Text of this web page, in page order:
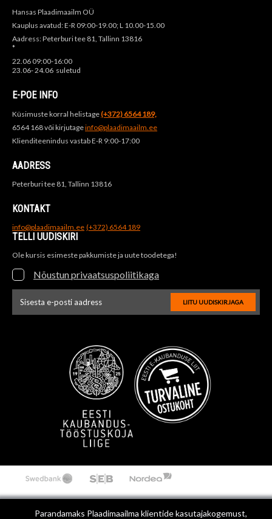
Parandamaks Plaadimaailma klientide kasutajakogemust,
Hansas Plaadimaailm OÜ
Kauplus avatud: E-R 09:00-19.00; L 10.00-15.00
Aadress: Peterburi tee 81, Tallinn 13816
*
22.06 09:00-16:00
23.06- 24.06 suletud
E-POE INFO
Küsimuste korral helistage(+372) 6564 189,
6564 168 või kirjutageinfo@plaadimaailm.ee
Klienditeenindus vastab E-R 9:00-17:00
AADRESS
Peterburi tee 81, Tallinn 13816
KONTAKT
info@plaadimaailm.ee (+372) 6564 189
TELLI UUDISKIRI
Ole kursis esimeste pakkumiste ja uute toodetega!
Nõustun privaatsuspoliitikaga
LIITU UUDISKIRJAGA